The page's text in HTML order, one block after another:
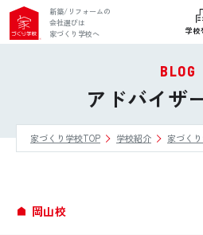
新築/リフォームの
会社選びは
家づくり学校へ
学校
ぴったり
個
後悔しない
セミ
BLOG
アドバイザ
家づくり学校TOP 学校紹介 家づく
岡山校